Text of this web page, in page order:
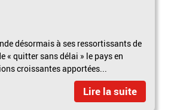
désormais à ses ressortissants de
« quitter sans délai » le pays en
croissantes apportées...
Lire la suite